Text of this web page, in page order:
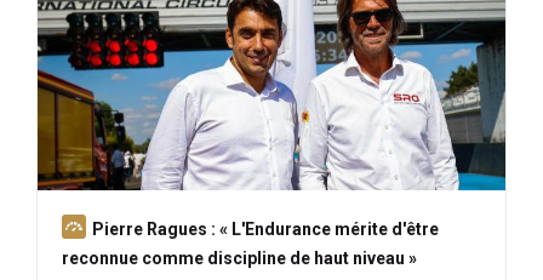
A
b
Pierre Ragues : « L'Endurance mérite d'être
reconnue comme discipline de haut niveau »